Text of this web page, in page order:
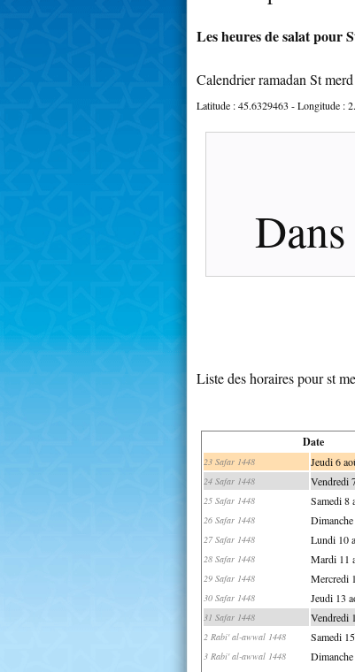
Les heures de salat pour
Calendrier ramadan St
Latitude :45.6329463 - Longitude :
Dans
Liste des horaires pour st
Date
23 Safar 1448 Jeudi 6
24 Safar 1448 Vendredi
25 Safar 1448 Samedi 8
26 Safar 1448
27 Safar 1448 Lundi 10
28 Safar 1448 Mardi 11
29 Safar 1448 Mercredi
30 Safar 1448 Jeudi 13
31 Safar 1448 Vendredi
2 Rabi' al-awwal 1448 Samedi
3 Rabi' al-awwal 1448